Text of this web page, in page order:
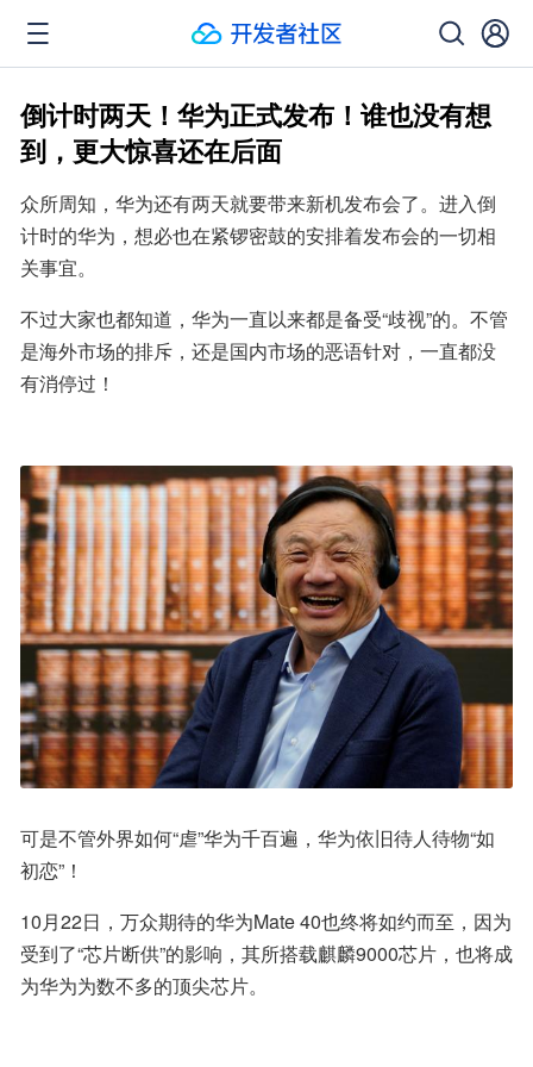
倒计时两天！华为正式发布！谁也没有想
到，更大惊喜还在后面
众所周知，华为还有两天就要带来新机发布会了。进入倒
计时的华为，想必也在紧锣密鼓的安排着发布会的一切相
关事宜。
不过大家也都知道，华为一直以来都是备受“歧视”的。不管
是海外市场的排斥，还是国内市场的恶语针对，一直都没
有消停过！
可是不管外界如何“虐”华为千百遍，华为依旧待人待物“如
初恋”！
10月22日，万众期待的华为Mate 40也终将如约而至，因为
受到了“芯片断供”的影响，其所搭载麒麟9000芯片，也将成
为华为为数不多的顶尖芯片。